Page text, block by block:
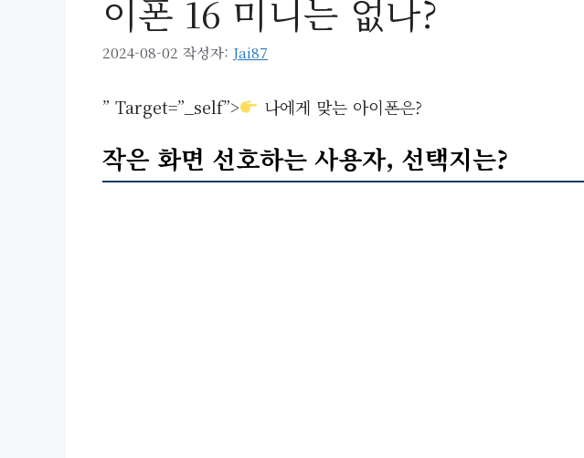
이폰 16 미니는 없나?
2024-08-02 작성자: Jai87
” Target=”_self”> 나에게 맞는 아이폰은?
작은 화면 선호하는 사용자, 선택지는?